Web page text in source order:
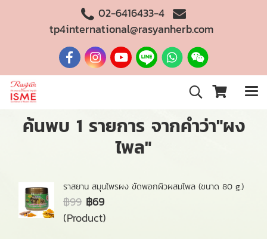
02-6416433-4
tp4international@rasyanherb.com
ค้นพบ 1 รายการ จากคำว่า"ผง
ไพล"
ราสยาน สมุนไพรผง ขัดพอกผิวผสมไพล (ขนาด 80 g.)
฿99 ฿69
(Product)